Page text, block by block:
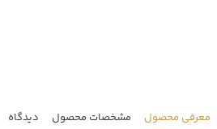
معرفی محصول مشخصات محصول دیدگاه